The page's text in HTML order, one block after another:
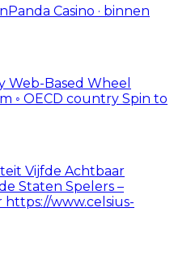
Casino · binnen
Web-Based Wheel
◦ OECD country Spin to
Vijfde Achtbaar
Staten Spelers –
www.celsius-